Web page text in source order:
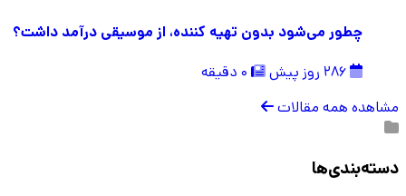
چطور می‌شود بدون تهیه کننده، از موسیقی درآمد داشت؟
مشاهده همه مقالات
دسته‌بندی‌ها